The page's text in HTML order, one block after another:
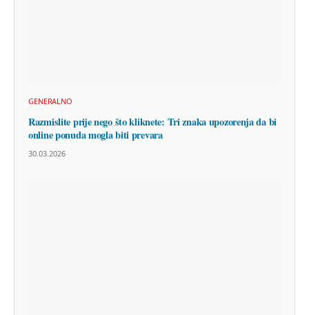
GENERALNO
Razmislite prije nego što kliknete: Tri znaka upozorenja da bi
online ponuda mogla biti prevara
30.03.2026